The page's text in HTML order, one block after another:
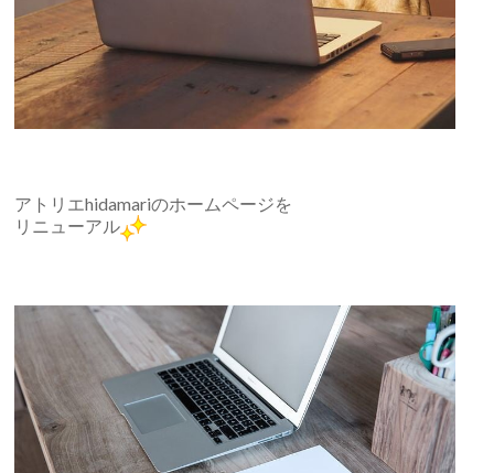
アトリエhidamariのホームページを
リニューアル